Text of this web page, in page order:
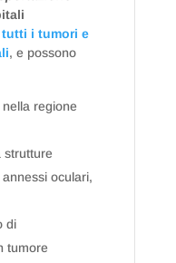
tutti i tumori e
, e possono
regione
strutture
oculari,
di
tumore